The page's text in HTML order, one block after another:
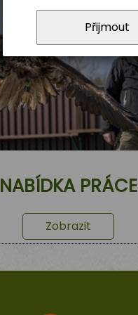
NABÍDKA PRÁCE
Zobrazit
Přijmout